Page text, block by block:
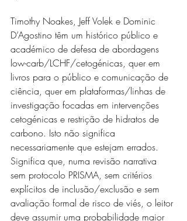
Timothy Noakes, Jeff Volek e Dominic
D’Agostino têm um histórico público e
académico de defesa de abordagens
low-carb/LCHF/cetogénicas, quer em
livros para o público e comunicação de
ciência, quer em plataformas/linhas de
investigação focadas em intervenções
cetogénicas e restrição de hidratos de
carbono. Isto não significa
necessariamente que estejam errados.
Significa que, numa revisão narrativa
sem protocolo PRISMA, sem critérios
explícitos de inclusão/exclusão e sem
avaliação formal de risco de viés, o leitor
deve assumir uma probabilidade maior